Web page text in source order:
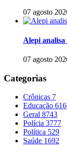
07 agosto
Alepi analisa
07 agosto
Categorias
Crônicas 7
Educação 616
Geral 8743
Polícia 3777
Política 529
Saúde 1692